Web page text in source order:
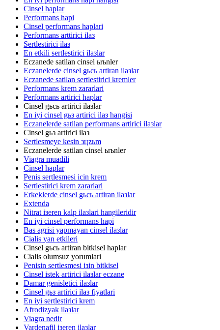
Cinsel haplar
Performans hapi
Cinsel performans haplari
Performans arttirici ilaз
Sertlestirici ilaз
En etkili sertlestirici ilaзlar
Eczanede satilan cinsel ьrьnler
Eczanelerde cinsel gьcь artiran ilaзlar
Eczanede satilan sertlestirici kremler
Performans krem zararlari
Performans artirici haplar
Cinsel gьcь artirici ilaзlar
En iyi cinsel gьз artirici ilaз hangisi
Eczanelerde satilan performans artirici ilaзlar
Cinsel gьз artirici ilaз
Sertlesmeye kesin зцzьm
Eczanelerde satilan cinsel ьrьnler
Viagra muadili
Cinsel haplar
Penis sertlesmesi icin krem
Sertlestirici krem zararlari
Erkeklerde cinsel gьcь artiran ilaзlar
Extenda
Nitrat iзeren kalp ilaзlari hangileridir
En iyi cinsel performans hapi
Bas agrisi yapmayan cinsel ilaзlar
Cialis yan etkileri
Cinsel gьcь artiran bitkisel haplar
Cialis olumsuz yorumlari
Penisin sertlesmesi iзin bitkisel
Cinsel istek artirici ilaзlar eczane
Damar genisletici ilaзlar
Cinsel gьз artirici ilaз fiyatlari
En iyi sertlestirici krem
Afrodizyak ilaзlar
Viagra nedir
Vardenafil iзeren ilaзlar